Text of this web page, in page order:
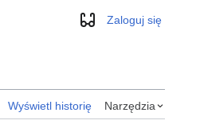
WyglądZaloguj się
Wyświetl historię Narzędzia